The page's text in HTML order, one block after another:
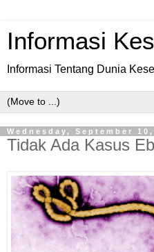
Informasi
Informasi Tentang Dunia
Wednesday, September 10,
Tidak Ada Kasus